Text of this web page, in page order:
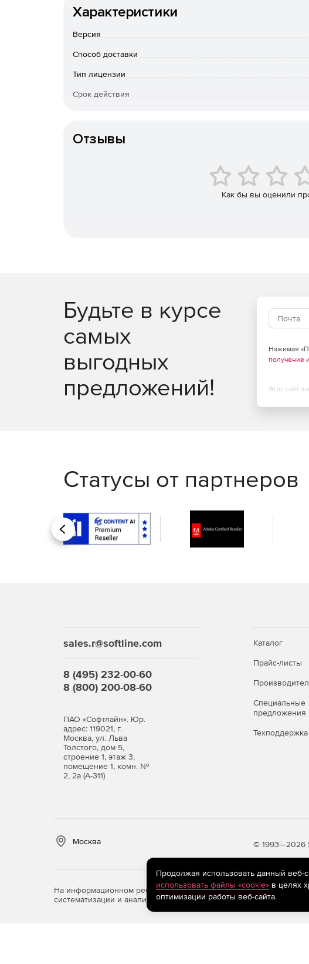
Характеристики
Версия
Способ доставки
Тип лицензии
Срок действия
Отзывы
Как бы вы оценили
Будьте в курсе
самых
выгодных
предложений!
Нажимая
получение
Этот сайт
Статусы от партнеров
Назад
sales.r@softline.com
8 (495) 232-00-60
8 (800) 200-08-60
ПАО «Софтлайн». Юр.
адрес: 119021, г.
Москва, ул. Льва
Толстого, дом 5,
строение 1, этаж 3,
помещение 1, комн. №
2, 2а (А-311)
Каталог
Прайс-листы
Специальные
предложения
Техподдержка
Москва © 1993—2026
На информационном ресурсе store.softline.ru применяются
систематизации и анализа сведений, относящихся к
Продолжая использовать данный веб-
использовать файлы «cookie»в целях
оптимизации работы веб-сайта.